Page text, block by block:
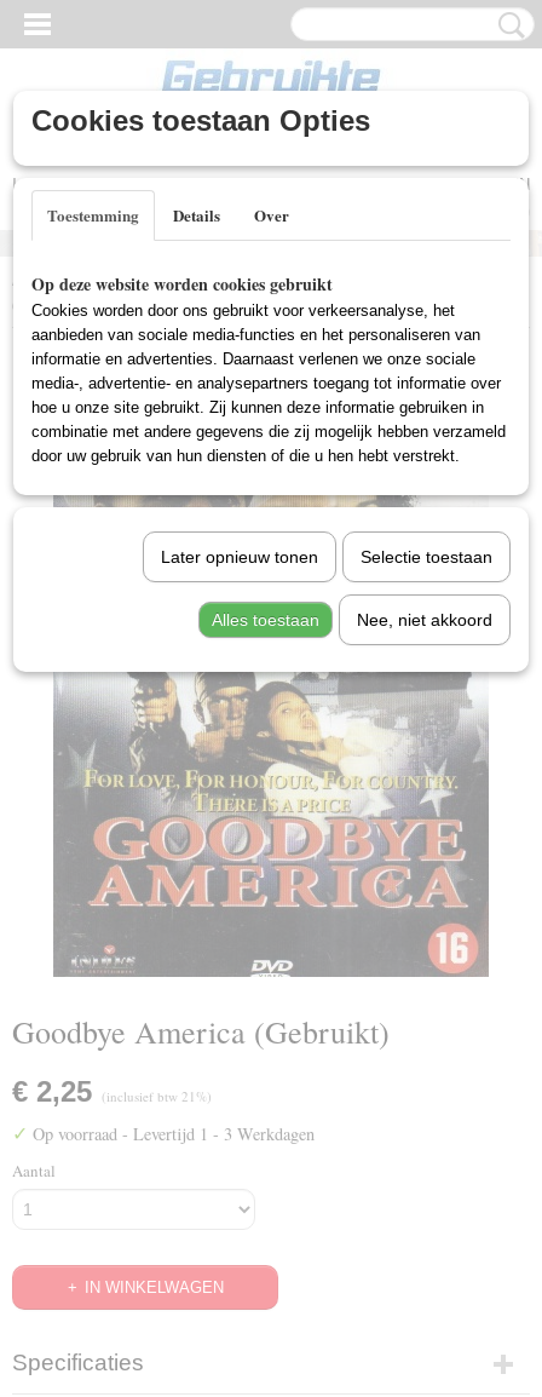
Inloggen
UW WINKELWAGEN
Home >Gebruikte DVD's>Actie DVD Gebruikt
(Gebruikt)
Goodbye America (Gebruikt)
€ 2,25 (inclusief btw 21%)
✓ Op voorraad - Levertijd 1 - 3 Werkdagen
Aantal
IN WINKELWAGEN
Specificaties
Cookies toestaan Opties
Toestemming Details Over
Op deze website worden cookies gebruikt
Cookies worden door ons gebruikt voor verkeersanalyse, het
aanbieden van sociale media-functies en het personaliseren van
informatie en advertenties. Daarnaast verlenen we onze sociale
media-, advertentie- en analysepartners toegang tot informatie over
hoe u onze site gebruikt. Zij kunnen deze informatie gebruiken in
combinatie met andere gegevens die zij mogelijk hebben verzameld
door uw gebruik van hun diensten of die u hen hebt verstrekt.
Later opnieuw tonen Selectie toestaan
Alles toestaan Nee, niet akkoord